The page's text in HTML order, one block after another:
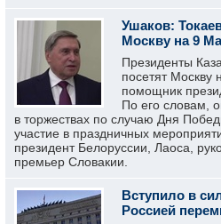
Ушаков:
Москву на 9
Президенты
посетят
помощник
По его словам,
в торжествах по случаю Дня
участие в праздничных
президент Белоруссии, Лаоса,
премьер Словакии.
Вступило в
Россией